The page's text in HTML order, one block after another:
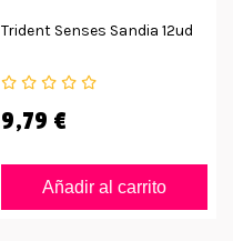
Trident Senses Sandia 12ud
9,79 €
Añadir al carrito